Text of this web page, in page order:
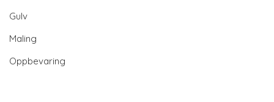
Gulv
Maling
Oppbevaring